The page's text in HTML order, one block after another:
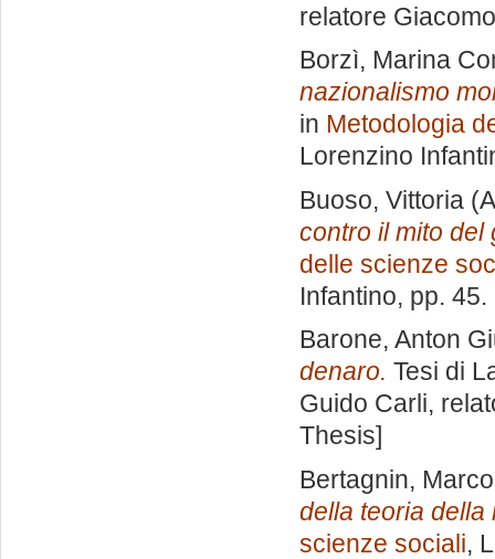
relatore
Borzì, Marina
nazionalismo
in Metodologia
Lorenzino
Buoso, Vittoria
contro il mito del
delle scienze
Infantino, pp.
Barone, Anton
denaro. Tesi di
Guido Carli,
Thesis]
Bertagnin, Marco
della teoria della
scienze sociali,